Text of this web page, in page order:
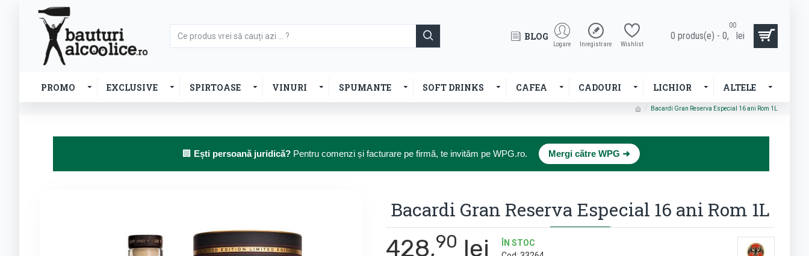
BLOG
Logare Inregistrare Wishlist
0 produs(e) - 0,
00
lei
PROMO EXCLUSIVE SPIRTOASE VINURI SPUMANTE SOFT DRINKS CAFEA CADOURI LICHIOR ALTELE
Bacardi Gran Reserva Especial 16 ani Rom 1L
🏢 Ești persoană juridică? Pentru comenzi și facturare pe firmă, te invităm pe WPG.ro. Mergi către WPG ➜
Bacardi Gran Reserva Especial 16 ani Rom 1L
428,90 lei
ÎN STOC